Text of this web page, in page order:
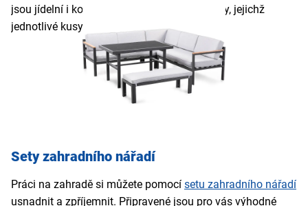
jsou jídelní i kompaktnější balkonové sestavy, jejichž
jednotlivé kusy k sobě dokonale ladí.
Sety zahradního nářadí
Práci na zahradě si můžete pomocí setu zahradního nářadí
usnadnit a zpříjemnit. Připravené jsou pro vás výhodné